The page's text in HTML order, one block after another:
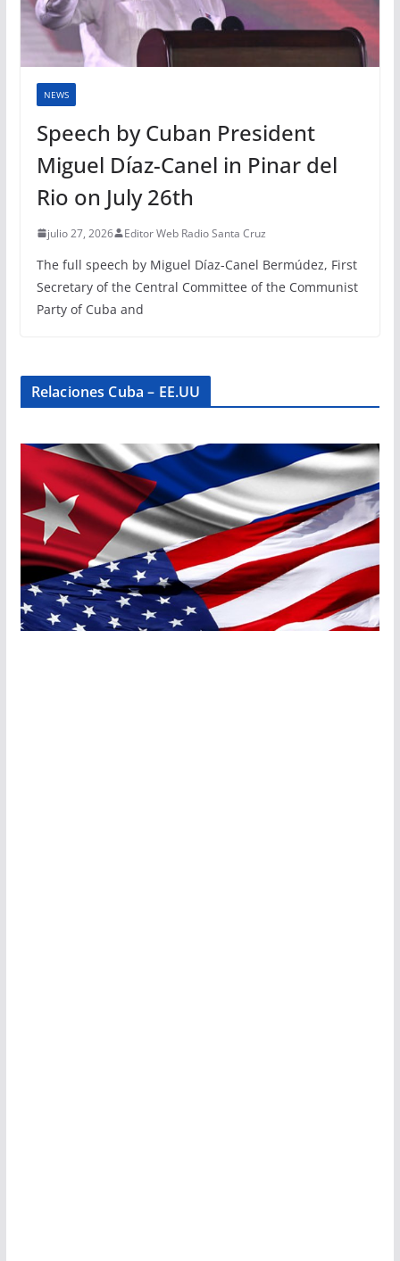
NEWS
Speech by Cuban President
Miguel Díaz-Canel in Pinar del
Rio on July 26th
julio 27, 2026 Editor Web Radio Santa Cruz
The full speech by Miguel Díaz-Canel Bermúdez, First
Secretary of the Central Committee of the Communist
Party of Cuba and
Relaciones Cuba – EE.UU